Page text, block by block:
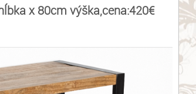
x 80cm výška,cena:420€